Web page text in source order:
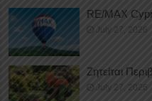
RE/MAX
July 27, 2026
Ζητείται
July 27, 2026